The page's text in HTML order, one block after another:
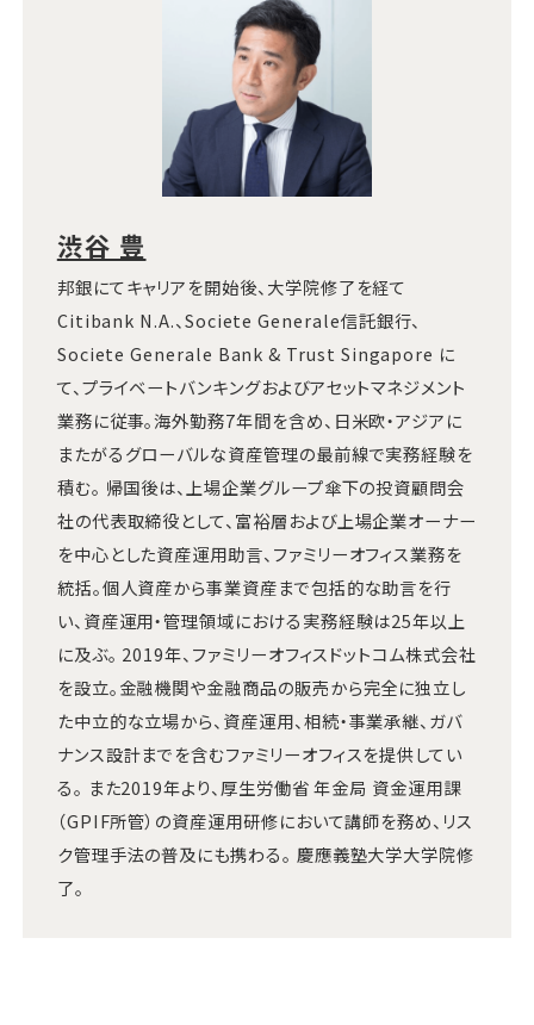
渋谷 豊
邦銀にてキャリアを開始後、大学院修了を経て
Citibank N.A.、Societe Generale信託銀行、
Societe Generale Bank & Trust Singapore に
て、プライベートバンキングおよびアセットマネジメント
業務に従事。海外勤務7年間を含め、日米欧・アジアに
またがるグローバルな資産管理の最前線で実務経験を
積む。 帰国後は、上場企業グループ傘下の投資顧問会
社の代表取締役として、富裕層および上場企業オーナー
を中心とした資産運用助言、ファミリーオフィス業務を
統括。個人資産から事業資産まで包括的な助言を行
い、資産運用・管理領域における実務経験は25年以上
に及ぶ。 2019年、ファミリーオフィスドットコム株式会社
を設立。金融機関や金融商品の販売から完全に独立し
た中立的な立場から、資産運用、相続・事業承継、ガバ
ナンス設計までを含むファミリーオフィスを提供してい
る。 また2019年より、厚生労働省 年金局 資金運用課
（GPIF所管）の資産運用研修において講師を務め、リス
ク管理手法の普及にも携わる。 慶應義塾大学大学院修
了。